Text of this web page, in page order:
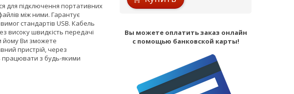
для підключення портативних
між ними. Гарантує
стандартів USB. Кабель
високу швидкість передачі
йому Ви зможете
пристрій, через
працювати з будь-якими
Вы можете оплатить заказ онлайн
с помощью банковской карты!